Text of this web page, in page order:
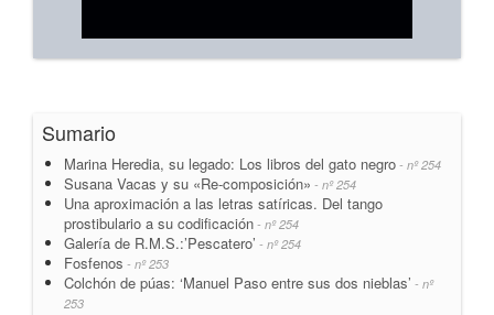
Sumario
Marina Heredia, su legado: Los libros del gato negro - nº 254
Susana Vacas y su «Re-composición» - nº 254
Una aproximación a las letras satíricas. Del tango
prostibulario a su codificación - nº 254
Galería de R.M.S.:’Pescatero’ - nº 254
Fosfenos - nº 253
Colchón de púas: ‘Manuel Paso entre sus dos nieblas’ - nº
253